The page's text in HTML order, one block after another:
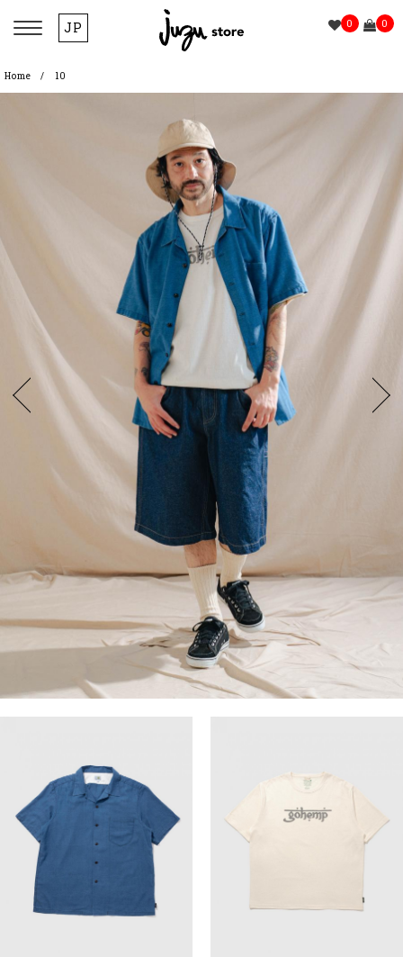
JP 0 0
Home 10